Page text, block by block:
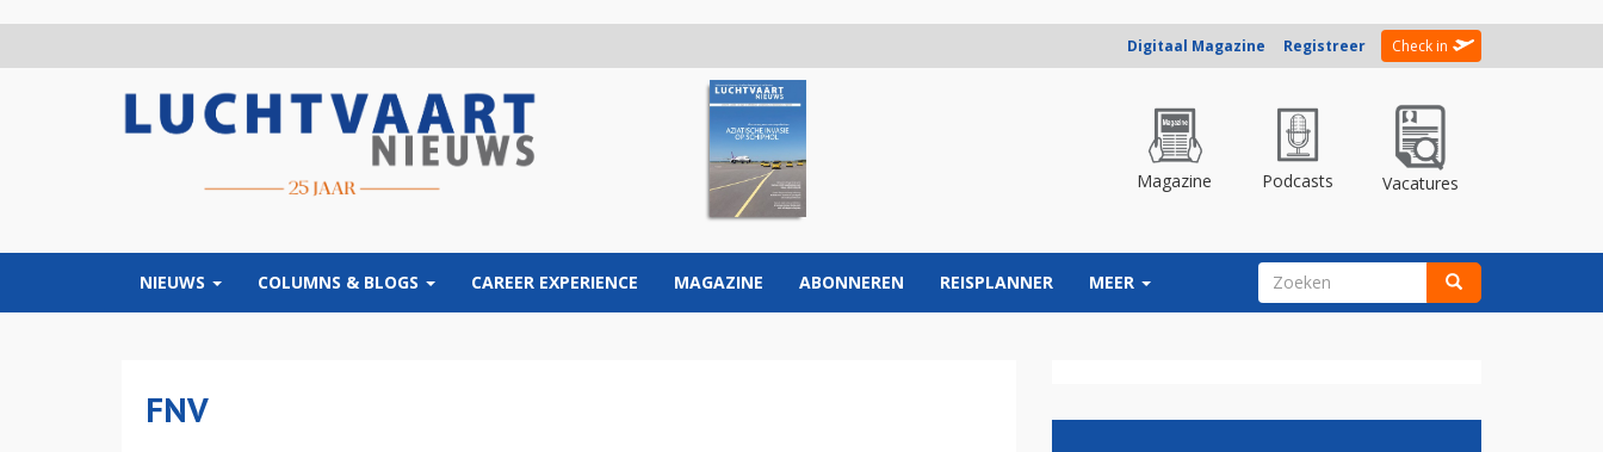
Digitaal Magazine Registreer Check in
Magazine Podcasts Vacatures
NIEUWS COLUMNS & BLOGS CAREER EXPERIENCE MAGAZINE ABONNEREN REISPLANNER MEER ZOEKVELD
FNV